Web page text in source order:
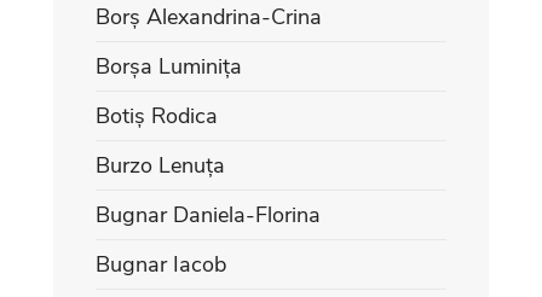
Borș Alexandrina-Crina
Borșa Luminița
Botiș Rodica
Burzo Lenuța
Bugnar Daniela-Florina
Bugnar Iacob